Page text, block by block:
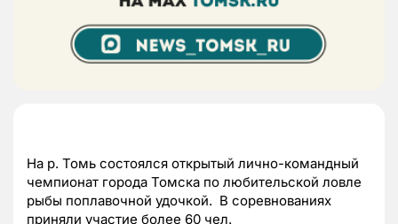
На р. Томь состоялся открытый лично-командный
чемпионат города Томска по любительской ловле
рыбы поплавочной удочкой. В соревнованиях
приняли участие более 60 чел.